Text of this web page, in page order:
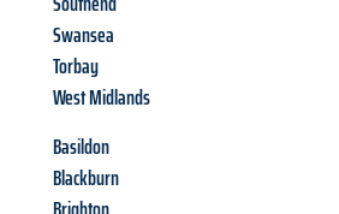
Swansea
Torbay
West Midlands
Basildon
Blackburn